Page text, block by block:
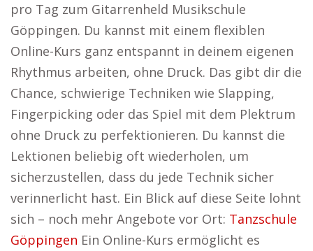
pro Tag zum Gitarrenheld Musikschule
Göppingen. Du kannst mit einem flexiblen
Online-Kurs ganz entspannt in deinem eigenen
Rhythmus arbeiten, ohne Druck. Das gibt dir die
Chance, schwierige Techniken wie Slapping,
Fingerpicking oder das Spiel mit dem Plektrum
ohne Druck zu perfektionieren. Du kannst die
Lektionen beliebig oft wiederholen, um
sicherzustellen, dass du jede Technik sicher
verinnerlicht hast. Ein Blick auf diese Seite lohnt
sich – noch mehr Angebote vor Ort: Tanzschule
Göppingen Ein Online-Kurs ermöglicht es